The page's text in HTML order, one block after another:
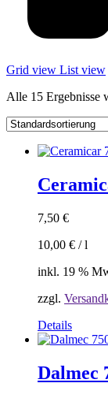
Grid view List view
Alle 15 Ergebnisse
7,50 €
10,00 € /l
inkl. 19 %
zzgl.
Details
Dalmec